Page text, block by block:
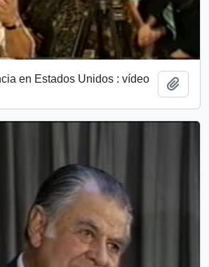
en Estados Unidos : vídeo